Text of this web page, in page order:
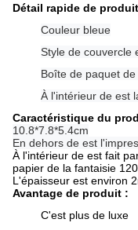
Détail rapide de
Couleur bleue
Style de couvercle
Boîte de paquet de
À l'intérieur de est
Caractéristique du
10.8*7.8*5.4cm
En dehors de est
À l'intérieur de est fait
papier de la fantaisie
L'épaisseur est environ
Avantage de produit :
C'est plus de luxe